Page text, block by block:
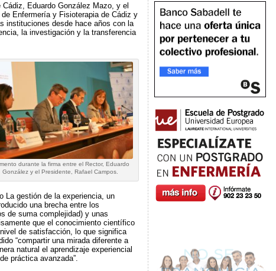
Eduardo González Mazo, y el
Enfermería y Fisioterapia de Cádiz y
instituciones desde hace años con la
la investigación y la transferencia
durante la firma entre el Rector, Eduardo
González y el Presidente, Rafael Campos.
La gestión de la experiencia, un
una brecha entre los
de suma complejidad) y unas
que el conocimiento científico
de satisfacción, lo que significa
“compartir una mirada diferente a
natural el aprendizaje experiencial
práctica avanzada”.